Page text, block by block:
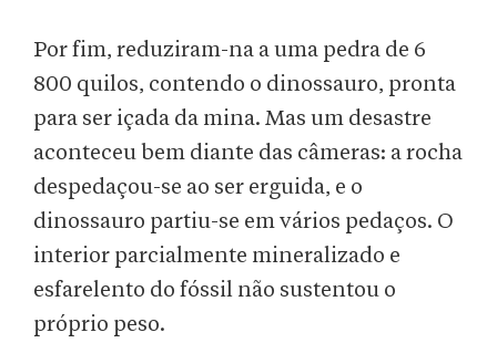
Por fim, reduziram-na a uma pedra de 6
800 quilos, contendo o dinossauro, pronta
para ser içada da mina. Mas um desastre
aconteceu bem diante das câmeras: a rocha
despedaçou-se ao ser erguida, e o
dinossauro partiu-se em vários pedaços. O
interior parcialmente mineralizado e
esfarelento do fóssil não sustentou o
próprio peso.